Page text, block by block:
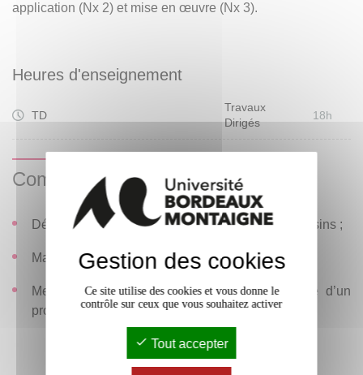
application (Nx 2) et mise en œuvre (Nx 3).
Heures d'enseignement
TD
Travaux
Dirigés
18h
Compétences visées
Découvrir le concept de projet et les concepts voisins ;
Maîtriser les outils de gestion de projet ;
Mettre en œuvre une méthodologie au service d’un
projet réel.
Gestion des cookies
Ce site utilise des cookies et vous donne le
contrôle sur ceux que vous souhaitez activer
Tout accepter